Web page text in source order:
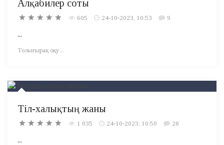
Алқабилер соты
605 24-10-2023, 10:53 9
...
Толығырақ оқу...
Тіл-халықтың жаны
1 035 24-10-2023, 10:50 28
...